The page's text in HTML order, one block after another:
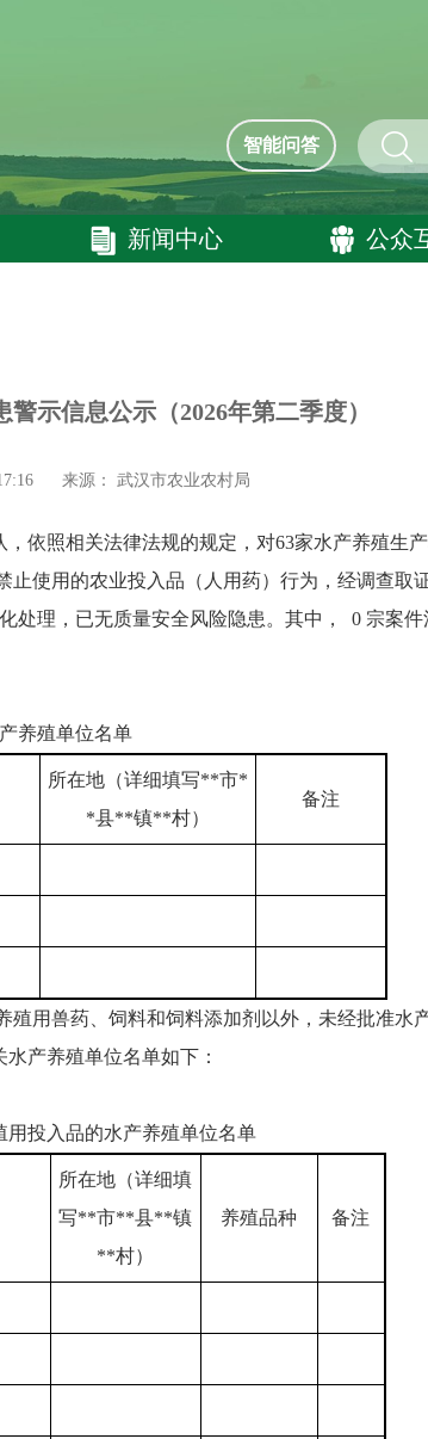
智能问答
新闻中心 公众
示信息公示（2026年第二季度）
来源： 武汉市农业农村局
依照相关法律法规的规定，对63家水产养殖生
使用的农业投入品（人用药）行为，经调查取
理，已无质量安全风险隐患。其中， 0 宗案
养殖单位名单
所在地（详细填写**市*
*县**镇**村）
备注
用兽药、饲料和饲料添加剂以外，未经批准水
产养殖单位名单如下：
用投入品的水产养殖单位名单
所在地（详细填
写**市**县**镇
**村）
养殖品种 备注